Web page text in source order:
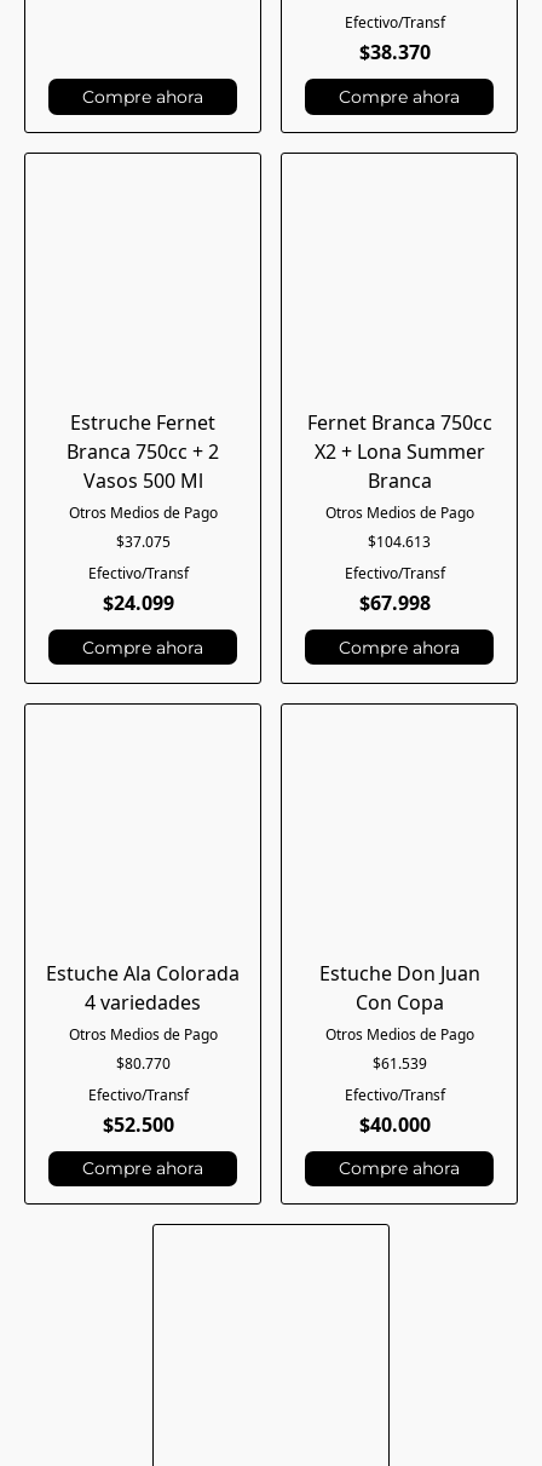
Compre ahora
$38.370
Compre ahora
Estruche Fernet
Branca 750cc + 2
Vasos 500 Ml
$24.099
$37.075
Compre ahora
Fernet Branca 750cc
X2 + Lona Summer
Branca
$67.998
$104.613
Compre ahora
Estuche Ala Colorada
4 variedades
$52.500
$80.770
Compre ahora
Estuche Don Juan
Con Copa
$40.000
$61.539
Compre ahora